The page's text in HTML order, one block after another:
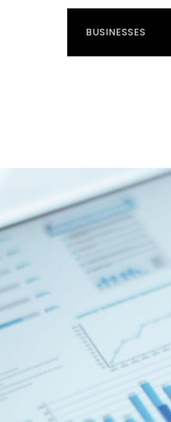
BUSINESSES